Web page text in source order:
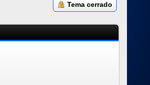
Tema cerrado